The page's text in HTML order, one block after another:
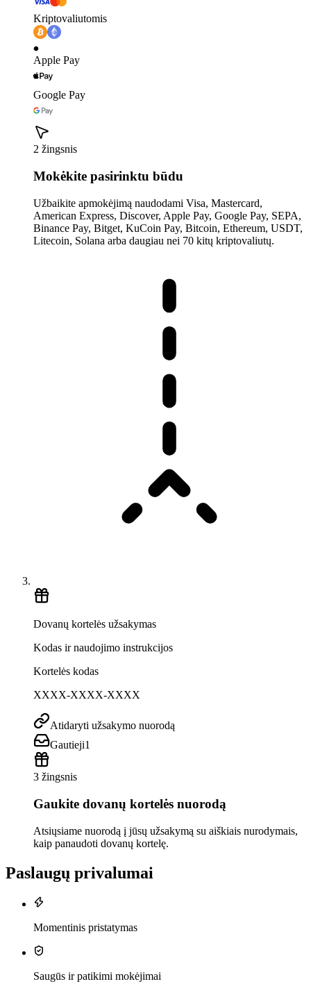
Kriptovaliutomis
Apple Pay
Google Pay
2 žingsnis
Mokėkite pasirinktu būdu
Užbaikite apmokėjimą naudodami Visa, Mastercard,
American Express, Discover, Apple Pay, Google Pay, SEPA,
Binance Pay, Bitget, KuCoin Pay, Bitcoin, Ethereum, USDT,
Litecoin, Solana arba daugiau nei 70 kitų kriptovaliutų.
Dovanų kortelės užsakymas
Kodas ir naudojimo instrukcijos
Kortelės kodas
XXXX-XXXX-XXXX
Atidaryti užsakymo nuorodą
Gautieji1
3 žingsnis
Gaukite dovanų kortelės nuorodą
Atsiųsiame nuorodą į jūsų užsakymą su aiškiais nurodymais,
kaip panaudoti dovanų kortelę.
Paslaugų privalumai
Momentinis pristatymas
Saugūs ir patikimi mokėjimai